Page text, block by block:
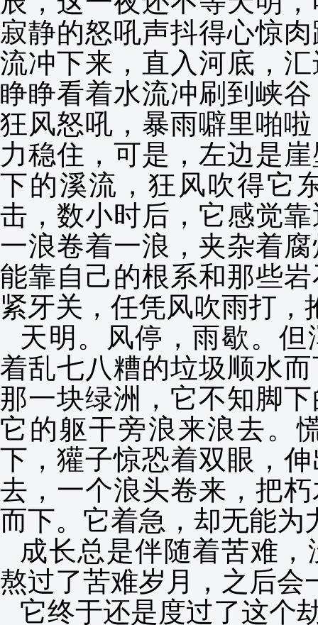
寂静的怒吼声抖得心惊
流冲下来，直入河底，
睁睁看着水流冲刷到峡
狂风怒吼，暴雨噼里啪
力稳住，可是，左边是
下的溪流，狂风吹得它
击，数小时后，它感觉
一浪卷着一浪，夹杂着
能靠自己的根系和那些
紧牙关，任凭风吹雨打，
天明。风停，雨歇。
着乱七八糟的垃圾顺水
那一块绿洲，它不知脚
它的躯干旁浪来浪去。
下，獾子惊恐着双眼，
去，一个浪头卷来，把
而下。它着急，却无能为
成长总是伴随着苦难
熬过了苦难岁月，之后会
它终于还是度过了这个